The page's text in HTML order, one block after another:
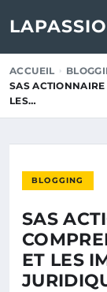
ACCUEIL
SAS
LES…
BLOGGING
SAS
ET LES